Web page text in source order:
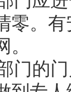
零。
门的